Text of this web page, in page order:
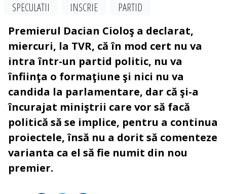
SPECULATII
INSCRIE
PARTID
Premierul Dacian Cioloş a declarat,
miercuri, la TVR, că în mod cert nu va
intra într-un partid politic, nu va
înfiinţa o formaţiune şi nici nu va
candida la parlamentare, dar că şi-a
încurajat miniştrii care vor să facă
politică să se implice, pentru a continua
proiectele, însă nu a dorit să comenteze
varianta ca el să fie numit din nou
premier.